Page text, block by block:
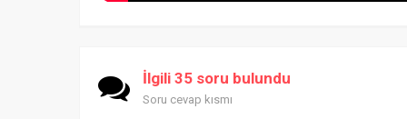
İlgili 35 soru bulundu
Soru cevap kısmı